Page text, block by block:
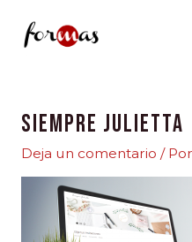
Siempre Julietta
Deja un comentario / Por